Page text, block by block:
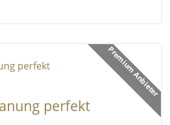
Premium Anbieter
perfekt